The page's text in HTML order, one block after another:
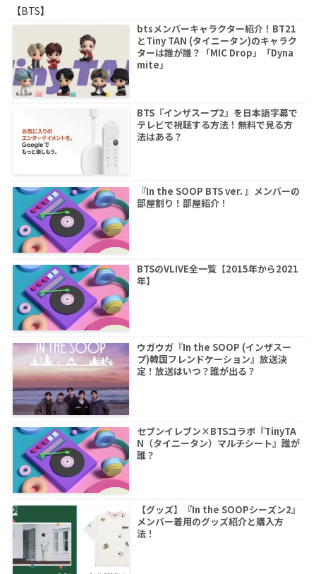
【BTS】
btsメンバーキャラクター紹介！BT21
とTiny TAN (タイニータン)のキャラク
ターは誰が誰？「MIC Drop」「Dyna
mite」
BTS『インザスープ2』を日本語字幕で
テレビで視聴する方法！無料で見る方
法はある？
『In the SOOP BTS ver. 』メンバーの
部屋割り！部屋紹介！
BTSのVLIVE全一覧【2015年から2021
年】
ウガウガ『In the SOOP (インザスー
プ)韓国フレンドケーション』放送決
定！放送はいつ？誰が出る？
セブンイレブン×BTSコラボ『TinyTA
N（タイニータン）マルチシート』誰が
誰？
【グッズ】『In the SOOPシーズン2』
メンバー着用のグッズ紹介と購入方
法！